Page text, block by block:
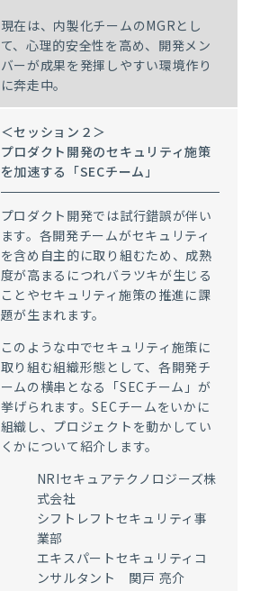
現在は、内製化チームのMGR とし
て、心理的安全性を高め、開発メン
バーが成果を発揮しやすい環境作り
に奔走中。
＜セッション２＞
プロダクト開発のセキュリティ施策
を加速する「SECチーム」
プロダクト開発では試行錯誤が伴い
ます。各開発チームがセキュリティ
を含め自主的に取り組むため、成熟
度が高まるにつれバラツキが生じる
ことやセキュリティ施策の推進に課
題が生まれます。
このような中でセキュリティ施策に
取り組む組織形態として、各開発チ
ームの横串となる「SECチーム」が
挙げられます。SECチームをいかに
組織し、プロジェクトを動かしてい
くかについて紹介します。
NRIセキュアテクノロジーズ株
式会社
シフトレフトセキュリティ事
業部
エキスパートセキュリティコ
ンサルタント 関戸 亮介